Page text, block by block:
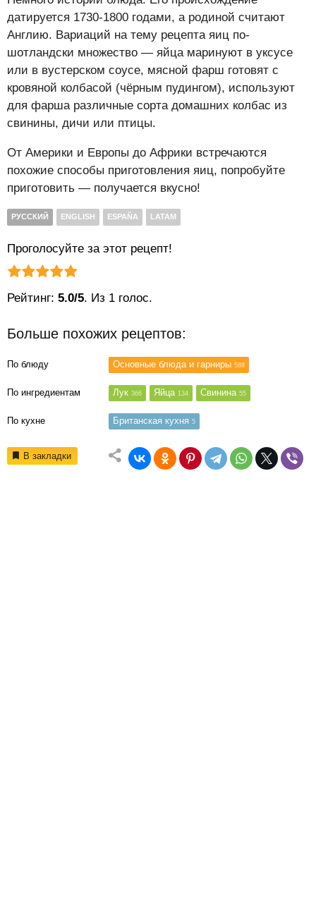
датируется 1730-1800 годами, а родиной считают
Англию. Вариаций на тему рецепта яиц по-
шотландски множество — яйца маринуют в уксусе
или в вустерском соусе, мясной фарш готовят с
кровяной колбасой (чёрным пудингом), используют
для фарша различные сорта домашних колбас из
свинины, дичи или птицы.
От Америки и Европы до Африки встречаются
похожие способы приготовления яиц, попробуйте
приготовить — получается вкусно!
РУССКИЙ ENGLISH ESPAÑA LATAM
Проголосуйте за этот рецепт!
Рейтинг статьи:
Рейтинг: 5.0/5. Из 1 голос.
Больше похожих рецептов:
По блюду Основные блюда и гарниры 588
По ингредиентам Лук 366 Яйца 134 Свинина 55
По кухне Британская кухня 5
В закладки